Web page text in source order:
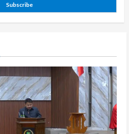
Subscribe